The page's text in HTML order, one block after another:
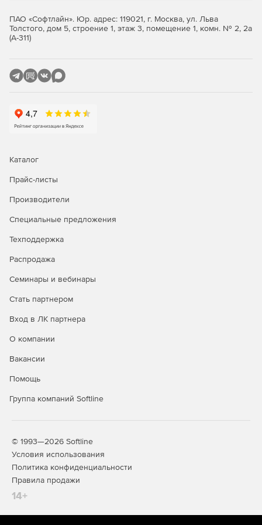
слайда.
ПАО «Софтлайн». Юр. адрес: 119021, г. Москва, ул. Льва
Толстого, дом 5, строение 1, этаж 3, помещение 1, комн. № 2, 2а
(А-311)
Каталог
Прайс-листы
Производители
Специальные предложения
Техподдержка
Распродажа
Семинары и вебинары
Стать партнером
Вход в ЛК партнера
О компании
Вакансии
Помощь
Группа компаний Softline
© 1993—2026 Softline
Условия использования
Политика конфиденциальности
Правила продажи
14+